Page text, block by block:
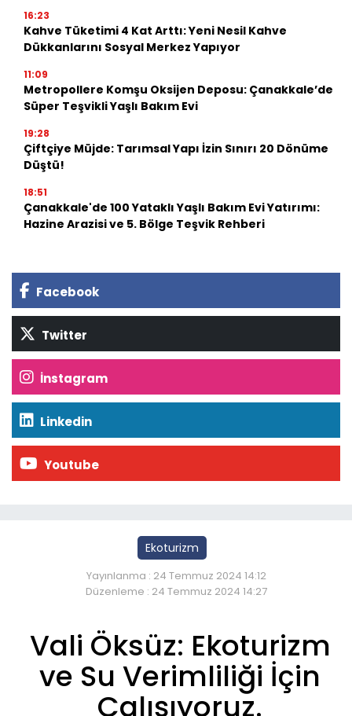
16:23
Kahve Tüketimi 4 Kat Arttı: Yeni Nesil Kahve
Dükkanlarını Sosyal Merkez Yapıyor
11:09
Metropollere Komşu Oksijen Deposu: Çanakkale’de
Süper Teşvikli Yaşlı Bakım Evi
19:28
Çiftçiye Müjde: Tarımsal Yapı İzin Sınırı 20 Dönüme
Düştü!
18:51
Çanakkale'de 100 Yataklı Yaşlı Bakım Evi Yatırımı:
Hazine Arazisi ve 5. Bölge Teşvik Rehberi
Facebook
Twitter
İnstagram
Linkedin
Youtube
Ekoturizm
Yayınlanma : 24 Temmuz 2024 14:12
Düzenleme : 24 Temmuz 2024 14:27
Vali Öksüz: Ekoturizm
ve Su Verimliliği İçin
Çalışıyoruz.